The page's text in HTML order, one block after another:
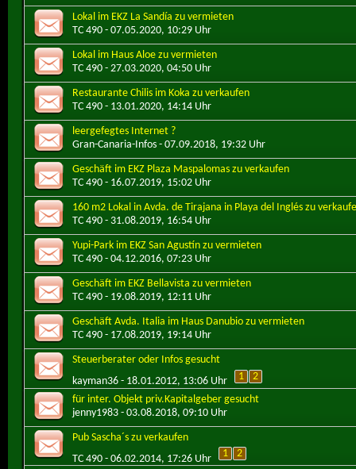
Lokal im EKZ La Sandía zu vermieten
TC 490 - 07.05.2020, 10:29 Uhr
Lokal im Haus Aloe zu vermieten
TC 490 - 27.03.2020, 04:50 Uhr
Restaurante Chilis im Koka zu verkaufen
TC 490 - 13.01.2020, 14:14 Uhr
leergefegtes Internet ?
Gran-Canaria-Infos - 07.09.2018, 19:32 Uhr
Geschäft im EKZ Plaza Maspalomas zu verkaufen
TC 490 - 16.07.2019, 15:02 Uhr
160 m2 Lokal in Avda. de Tirajana in Playa del Inglés zu
TC 490 - 31.08.2019, 16:54 Uhr
Yupi-Park im EKZ San Agustín zu vermieten
TC 490 - 04.12.2016, 07:23 Uhr
Geschäft im EKZ Bellavista zu vermieten
TC 490 - 19.08.2019, 12:11 Uhr
Geschäft Avda. Italia im Haus Danubio zu vermieten
TC 490 - 17.08.2019, 19:14 Uhr
Steuerberater oder Infos gesucht
kayman36 - 18.01.2012, 13:06 Uhr 1
2
für inter. Objekt priv.Kapitalgeber gesucht
jenny1983 - 03.08.2018, 09:10 Uhr
Pub Sascha´s zu verkaufen
TC 490 - 06.02.2014, 17:26 Uhr 1
2